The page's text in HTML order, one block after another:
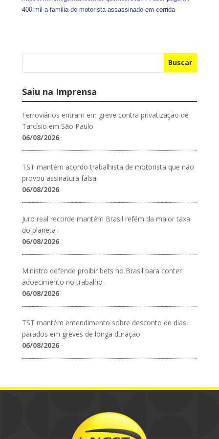
400-mil-a-familia-de-motorista-assassinado-em-corrida
Buscar
Saiu na Imprensa
Ferroviários entram em greve contra privatização de
Tarcísio em São Paulo
06/08/2026
TST mantém acordo trabalhista de motorista que não
provou assinatura falsa
06/08/2026
Juro real recorde mantém Brasil refém da maior taxa
do planeta
06/08/2026
Ministro defende proibir bets no Brasil para conter
adoecimento no trabalho
06/08/2026
TST mantém entendimento sobre desconto de dias
parados em greves de longa duração
06/08/2026